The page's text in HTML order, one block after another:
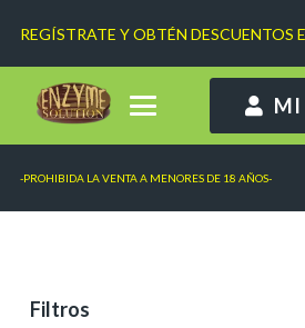
REGÍSTRATE Y OBTÉN DESCUENTOS
MI
-PROHIBIDA LA VENTA A MENORES DE 18 AÑOS-
Filtros